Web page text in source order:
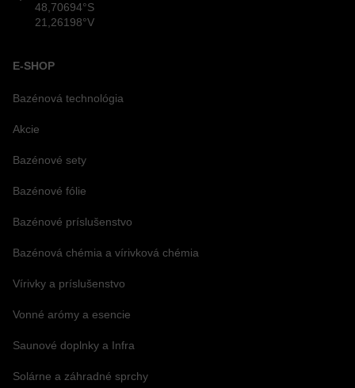
48,70694°S
21,26198°V
E-SHOP
Bazénová technológia
Akcie
Bazénové sety
Bazénové fólie
Bazénové príslušenstvo
Bazénová chémia a vírivková chémia
Vírivky a príslušenstvo
Vonné arómy a esencie
Saunové doplnky a Infra
Solárne a záhradné sprchy